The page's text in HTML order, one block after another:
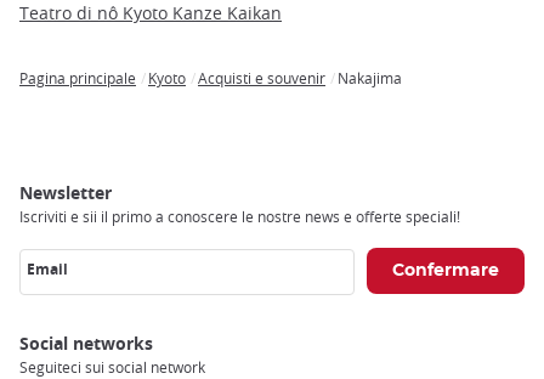
Teatro di nô Kyoto Kanze Kaikan
Pagina principale Kyoto Acquisti e souvenir Nakajima
Newsletter
Iscriviti e sii il primo a conoscere le nostre news e offerte speciali!
Email
Social networks
Seguiteci sui social network